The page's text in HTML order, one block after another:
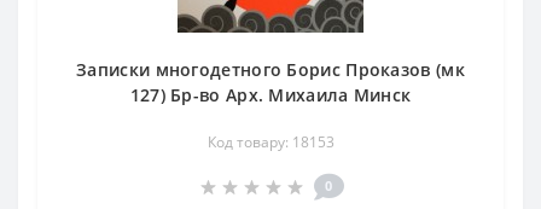
Записки многодетного Борис Проказов (мк
127) Бр-во Арх. Михаила Минск
Код товару: 18153
0